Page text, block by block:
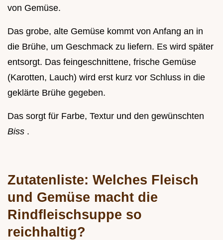
von Gemüse.
Das grobe, alte Gemüse kommt von Anfang an in
die Brühe, um Geschmack zu liefern. Es wird später
entsorgt. Das feingeschnittene, frische Gemüse
(Karotten, Lauch) wird erst kurz vor Schluss in die
geklärte Brühe gegeben.
Das sorgt für Farbe, Textur und den gewünschten
Biss .
Zutatenliste: Welches Fleisch
und Gemüse macht die
Rindfleischsuppe so
reichhaltig?